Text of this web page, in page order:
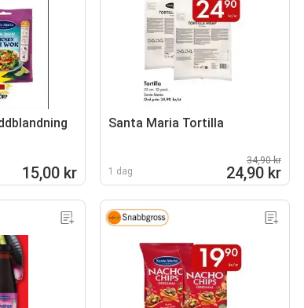
15,00 kr
Santa Maria Tortilla
1 dag
34,90 kr
24,90 kr